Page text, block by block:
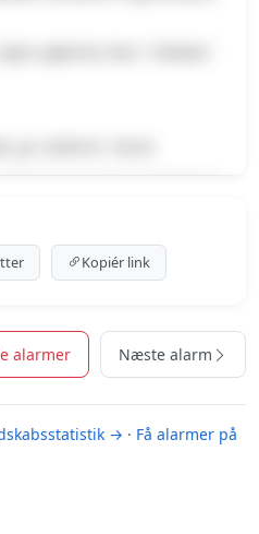
se meldingen og kortet.
muligheder
Kopiér link
alarmer Næste alarm
→ · Få alarmer på